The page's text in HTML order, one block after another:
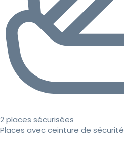
2 places sécurisées
Places avec ceinture de sécurité